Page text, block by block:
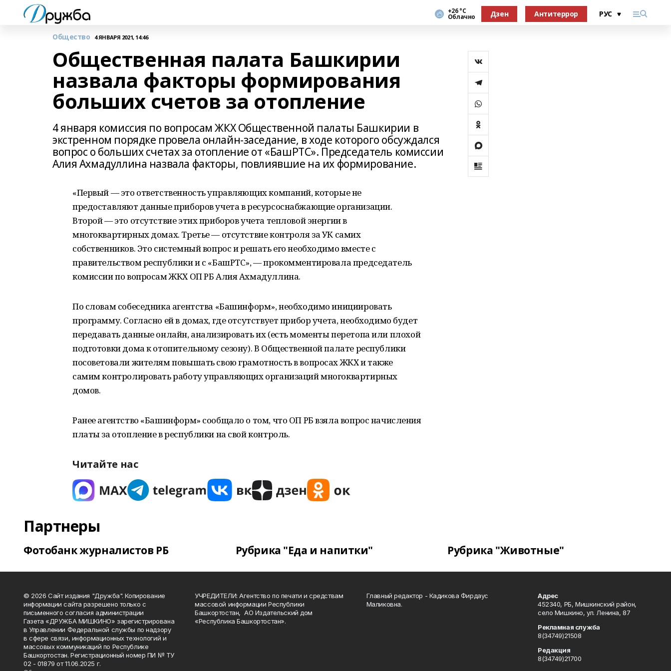
+26 °С
Облачно Дзен Антитеррор
Общество 4 ЯНВАРЯ 2021, 14:46
Общественная палата Башкирии
назвала факторы формирования
больших счетов за отопление
4 января комиссия по вопросам ЖКХ Общественной палаты Башкирии в
экстренном порядке провела онлайн-заседание, в ходе которого обсуждался
вопрос о больших счетах за отопление от «БашРТС». Председатель комиссии
Алия Ахмадуллина назвала факторы, повлиявшие на их формирование.
«Первый — это ответственность управляющих компаний, которые не
предоставляют данные приборов учета в ресурсоснабжающие организации.
Второй — это отсутствие этих приборов учета тепловой энергии в
многоквартирных домах. Третье — отсутствие контроля за УК самих
собственников. Это системный вопрос и решать его необходимо вместе с
правительством республики и с «БашРТС», — прокомментировала председатель
комиссии по вопросам ЖКХ ОП РБ Алия Ахмадуллина.
По словам собеседника агентства «Башинформ», необходимо инициировать
программу. Согласно ей в домах, где отсутствует прибор учета, необходимо будет
передавать данные онлайн, анализировать их (есть моменты перетопа или плохой
подготовки дома к отопительному сезону). В Общественной палате республики
посоветовали жителям повышать свою грамотность в вопросах ЖКХ и также
самим контролировать работу управляющих организаций многоквартирных
домов.
Ранее агентство «Башинформ» сообщало о том, что ОП РБ взяла вопрос начисления
платы за отопление в республики на свой контроль.
Читайте нас
Партнеры
Фотобанк журналистов РБ Рубрика "Еда и напитки" Рубрика "Животные"
© 2026 Сайт издания "Дружба". Копирование
информации сайта разрешено только с
письменного согласия администрации
Газета «ДРУЖБА МИШКИНО» зарегистрирована
в Управлении Федеральной службы по надзору
в сфере связи, информационных технологий и
массовых коммуникаций по Республике
Башкортостан. Регистрационный номер ПИ № ТУ
02 - 01879 от 11.06.2025 г.
УЧРЕДИТЕЛИ: Агентство по печати и средствам
массовой информации Республики
Башкортостан, АО Издательский дом
«Республика Башкортостан».
Главный редактор - Кадикова Фирдаус
Маликовна.
Адрес
452340, РБ, Мишкинский район,
село Мишкино, ул. Ленина, 87
Рекламная служба
8(34749)21508
Редакция
8(34749)21700